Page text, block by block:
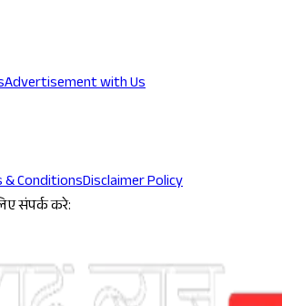
Advertisement with Us
& ConditionsDisclaimer Policy
संपर्क करे: